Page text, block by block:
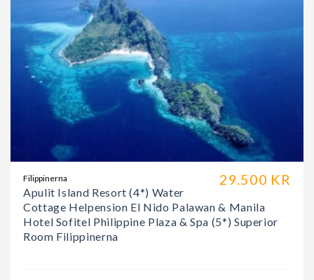
29.500 KR
Filippinerna
Apulit Island Resort (4*) Water
Cottage Helpension El Nido Palawan & Manila
Hotel Sofitel Philippine Plaza & Spa (5*) Superior
Room Filippinerna